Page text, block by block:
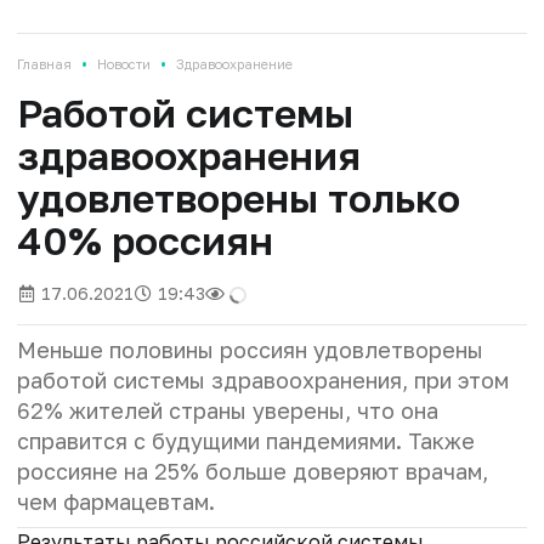
Главная • Новости • Здравоохранение
Работой системы
здравоохранения
удовлетворены только
40% россиян
17.06.2021 19:43
Меньше половины россиян удовлетворены
работой системы здравоохранения, при этом
62% жителей страны уверены, что она
справится с будущими пандемиями. Также
россияне на 25% больше доверяют врачам,
чем фармацевтам.